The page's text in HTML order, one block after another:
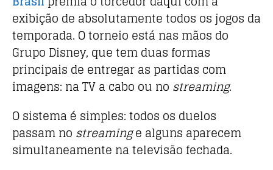
exibição de absolutamente todos os jogos da
temporada. O torneio está nas mãos do
Grupo Disney, que tem duas formas
principais de entregar as partidas com
imagens: na TV a cabo ou no streaming.
O sistema é simples: todos os duelos
passam no streaminge alguns aparecem
simultaneamente na televisão fechada.